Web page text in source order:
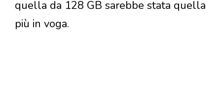
quella da 128 GB sarebbe stata quella
più in voga.